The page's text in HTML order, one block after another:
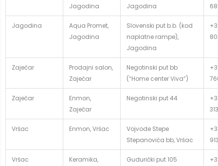
Jagodina
Jagodina
Jagodina
Aqua Promet,
Jagodina
Slovenski put b.b. (kod
naplatne rampe),
Jagodina
Zaječar
Prodajni salon,
Zaječar
Negotinski put bb
(“Home center Viva”)
Zaječar
Enmon,
Zaječar
Negotinski put 44
313
Vršac Enmon, Vršac
Vojvode Stepe
Stepanovića bb, Vršac
Vršac
Keramika,
Gudurički put 105